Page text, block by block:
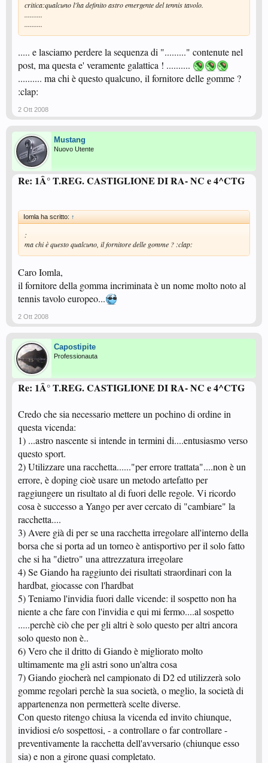
critica:qualcuno l'ha definito astro emergente del tennis tavolo.
..........
..........
..... e lasciamo perdere la sequenza di "........." contenute nel
post, ma questa e' veramente galattica ! ..........
.......... ma chi è questo qualcuno, il fornitore delle gomme ?
:clap:
2 Ott 2008
Mustang
Nuovo Utente
Re: 1Â° T.REG. CASTIGLIONE DI RA- NC e 4^CTG
Iomla ha scritto: ↑
:
ma chi è questo qualcuno, il fornitore delle gomme ? :clap:
Caro Iomla,
il fornitore della gomma incriminata è un nome molto noto al
tennis tavolo europeo...
2 Ott 2008
Capostipite
Professionauta
Re: 1Â° T.REG. CASTIGLIONE DI RA- NC e 4^CTG
Credo che sia necessario mettere un pochino di ordine in
questa vicenda:
1) ...astro nascente si intende in termini di....entusiasmo verso
questo sport.
2) Utilizzare una racchetta......"per errore trattata"....non è un
errore, è doping cioè usare un metodo artefatto per
raggiungere un risultato al di fuori delle regole. Vi ricordo
cosa è successo a Yango per aver cercato di "cambiare" la
racchetta....
3) Avere già di per se una racchetta irregolare all'interno della
borsa che si porta ad un torneo è antisportivo per il solo fatto
che si ha "dietro" una attrezzatura irregolare
4) Se Giando ha raggiunto dei risultati straordinari con la
hardbat, giocasse con l'hardbat
5) Teniamo l'invidia fuori dalle vicende: il sospetto non ha
niente a che fare con l'invidia e qui mi fermo....al sospetto
.....perchè ciò che per gli altri è solo questo per altri ancora
solo questo non è..
6) Vero che il dritto di Giando è migliorato molto
ultimamente ma gli astri sono un'altra cosa
7) Giando giocherà nel campionato di D2 ed utilizzerà solo
gomme regolari perchè la sua società, o meglio, la società di
appartenenza non permetterà scelte diverse.
Con questo ritengo chiusa la vicenda ed invito chiunque,
invidiosi e/o sospettosi, - a controllare o far controllare -
preventivamente la racchetta dell'avversario (chiunque esso
sia) e non a girone quasi completato.